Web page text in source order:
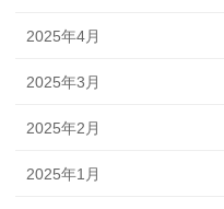
2025年4月
2025年3月
2025年2月
2025年1月